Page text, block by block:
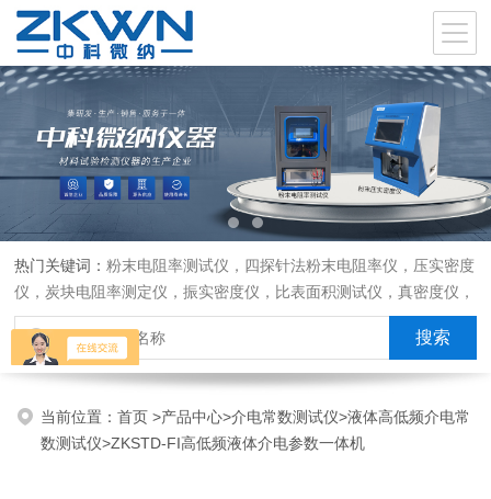
热门关键词：粉末电阻率测试仪，四探针法粉末电阻率仪，压实密度
仪，炭块电阻率测定仪，振实密度仪，比表面积测试仪，真密度仪，
炭块热膨胀仪，炭块透气率仪，炭块二氧化碳反应测定仪
当前位置：首页>产品中心>介电常数测试仪>液体高低频介电常
数测试仪>ZKSTD-FI高低频液体介电参数一体机